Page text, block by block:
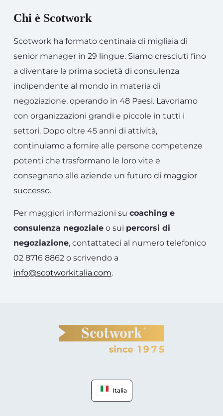
Chi è Scotwork
Scotwork ha formato centinaia di migliaia di
senior manager in 29 lingue. Siamo cresciuti fino
a diventare la prima società di consulenza
indipendente al mondo in materia di
negoziazione, operando in 48 Paesi. Lavoriamo
con organizzazioni grandi e piccole in tutti i
settori. Dopo oltre 45 anni di attività,
continuiamo a fornire alle persone competenze
potenti che trasformano le loro vite e
consegnano alle aziende un futuro di maggior
successo.
Per maggiori informazioni su coaching e
consulenza negoziale o sui percorsi di
negoziazione, contattateci al numero telefonico
02 8716 8862 o scrivendo a
info@scotworkitalia.com.
Italia